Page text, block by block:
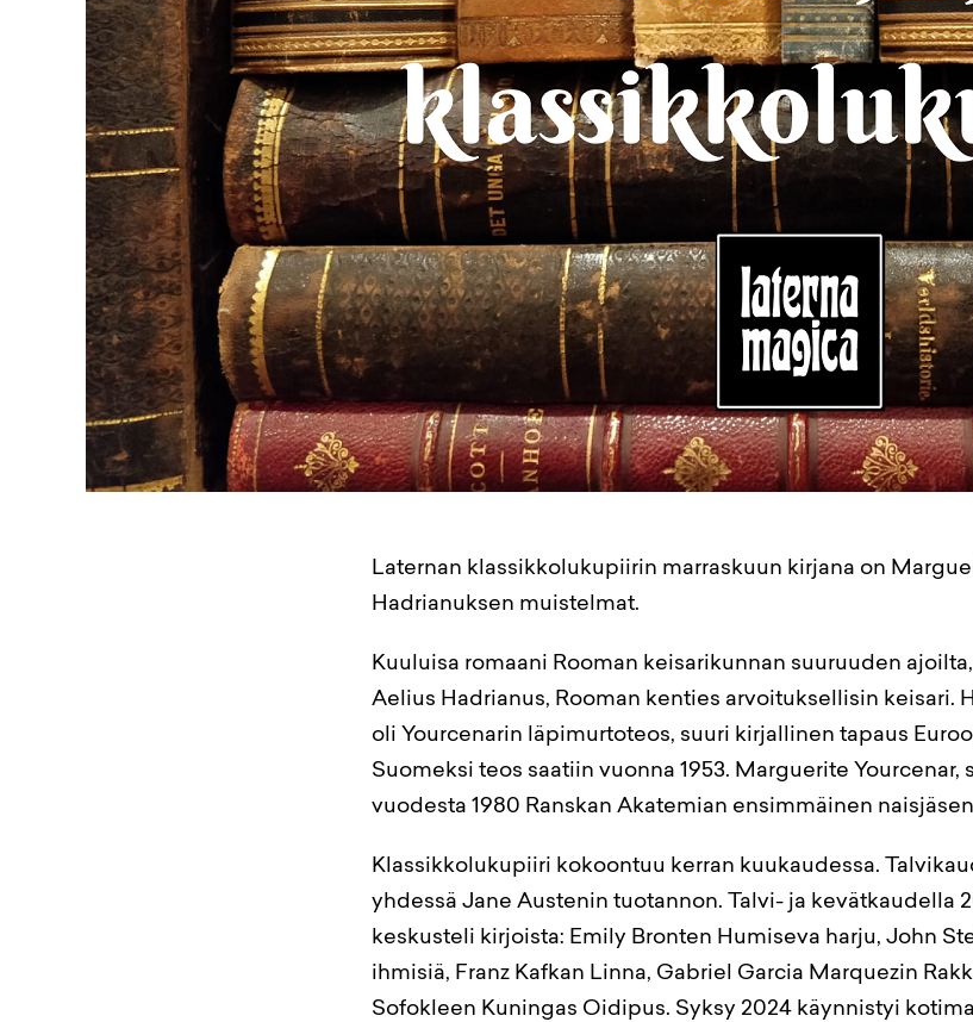
Laternan klassikkolukupiirin marraskuun kirjana on
Hadrianuksen muistelmat.
Kuuluisa romaani Rooman keisarikunnan suuruuden
Aelius Hadrianus, Rooman kenties arvoituksellisin keisari.
oli Yourcenarin läpimurtoteos, suuri kirjallinen tapaus
Suomeksi teos saatiin vuonna 1953. Marguerite Yourcenar,
vuodesta 1980 Ranskan Akatemian ensimmäinen
Klassikkolukupiiri kokoontuu kerran kuukaudessa.
yhdessä Jane Austenin tuotannon. Talvi- ja kevätkaudella
keskusteli kirjoista: Emily Bronten Humiseva harju, John
ihmisiä, Franz Kafkan Linna, Gabriel Garcia Marquezin
Sofokleen Kuningas Oidipus. Syksy 2024 käynnistyi